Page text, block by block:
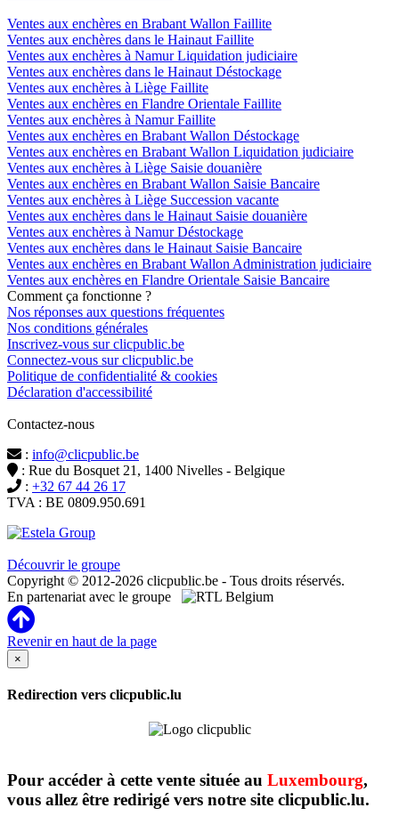
Ventes aux enchères en Brabant Wallon Faillite
Ventes aux enchères dans le Hainaut Faillite
Ventes aux enchères à Namur Liquidation judiciaire
Ventes aux enchères dans le Hainaut Déstockage
Ventes aux enchères à Liège Faillite
Ventes aux enchères en Flandre Orientale Faillite
Ventes aux enchères à Namur Faillite
Ventes aux enchères en Brabant Wallon Déstockage
Ventes aux enchères en Brabant Wallon Liquidation judiciaire
Ventes aux enchères à Liège Saisie douanière
Ventes aux enchères en Brabant Wallon Saisie Bancaire
Ventes aux enchères à Liège Succession vacante
Ventes aux enchères dans le Hainaut Saisie douanière
Ventes aux enchères à Namur Déstockage
Ventes aux enchères dans le Hainaut Saisie Bancaire
Ventes aux enchères en Brabant Wallon Administration judiciaire
Ventes aux enchères en Flandre Orientale Saisie Bancaire
Comment ça fonctionne ?
Nos réponses aux questions fréquentes
Nos conditions générales
Inscrivez-vous sur clicpublic.be
Connectez-vous sur clicpublic.be
Politique de confidentialité & cookies
Déclaration d'accessibilité
Contactez-nous
: info@clicpublic.be
: Rue du Bosquet 21, 1400 Nivelles - Belgique
: +32 67 44 26 17
TVA : BE 0809.950.691
Découvrir le groupe
Copyright © 2012-2026 clicpublic.be - Tous droits réservés.
En partenariat avec le groupe
Revenir en haut de la page
×
Redirection vers clicpublic.lu
Pour accéder à cette vente située au Luxembourg,
vous allez être redirigé vers notre site clicpublic.lu.